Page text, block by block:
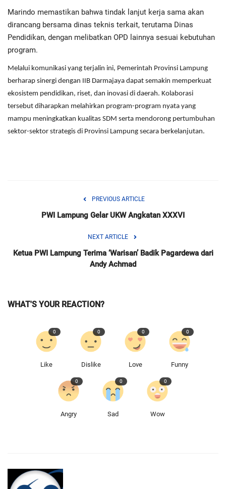
Marindo memastikan bahwa tindak lanjut kerja sama akan
dirancang bersama dinas teknis terkait, terutama Dinas
Pendidikan, dengan melibatkan OPD lainnya sesuai kebutuhan
program.
Melalui komunikasi yang terjalin ini, Pemerintah Provinsi Lampung
berharap sinergi dengan IIB Darmajaya dapat semakin memperkuat
ekosistem pendidikan, riset, dan inovasi di daerah. Kolaborasi
tersebut diharapkan melahirkan program-program nyata yang
mampu meningkatkan kualitas SDM serta mendorong pertumbuhan
sektor-sektor strategis di Provinsi Lampung secara berkelanjutan.
PREVIOUS ARTICLE
PWI Lampung Gelar UKW Angkatan XXXVI
NEXT ARTICLE
Ketua PWI Lampung Terima ‘Warisan’ Badik Pagardewa dari
Andy Achmad
WHAT'S YOUR REACTION?
Like
0
Dislike
0
Love
0
Funny
0
Angry
0
Sad
0
Wow
0